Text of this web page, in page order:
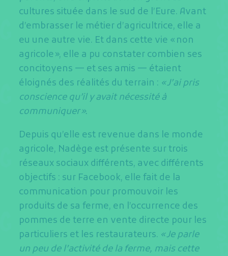
cultures située dans le sud de l’Eure. Avant
d’embrasser le métier d’agricultrice, elle a
eu une autre vie. Et dans cette vie « non
agricole », elle a pu constater combien ses
concitoyens — et ses amis ­— étaient
éloignés des réalités du terrain : « J’ai pris
conscience qu’il y avait nécessité à
communiquer ».
Depuis qu’elle est revenue dans le monde
agricole, Nadège est présente sur trois
réseaux sociaux différents, avec différents
objectifs : sur Facebook, elle fait de la
communication pour promouvoir les
produits de sa ferme, en l’occurrence des
pommes de terre en vente directe pour les
particuliers et les restaurateurs. « Je parle
un peu de l’activité de la ferme, mais cette